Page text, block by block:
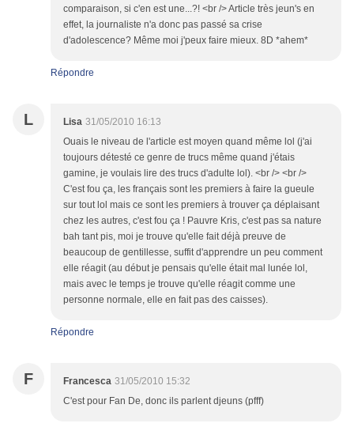
comparaison, si c'en est une...?! <br /> Article très jeun's en
effet, la journaliste n'a donc pas passé sa crise
d'adolescence? Même moi j'peux faire mieux. 8D *ahem*
Répondre
L Lisa 31/05/2010 16:13
Ouais le niveau de l'article est moyen quand même lol (j'ai
toujours détesté ce genre de trucs même quand j'étais
gamine, je voulais lire des trucs d'adulte lol). <br /> <br />
C'est fou ça, les français sont les premiers à faire la gueule
sur tout lol mais ce sont les premiers à trouver ça déplaisant
chez les autres, c'est fou ça ! Pauvre Kris, c'est pas sa nature
bah tant pis, moi je trouve qu'elle fait déjà preuve de
beaucoup de gentillesse, suffit d'apprendre un peu comment
elle réagit (au début je pensais qu'elle était mal lunée lol,
mais avec le temps je trouve qu'elle réagit comme une
personne normale, elle en fait pas des caisses).
Répondre
F Francesca 31/05/2010 15:32
C'est pour Fan De, donc ils parlent djeuns (pfff)